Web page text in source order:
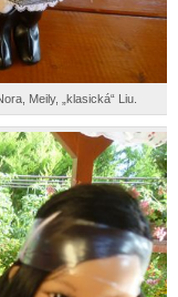
Meily, „klasická“ Liu.